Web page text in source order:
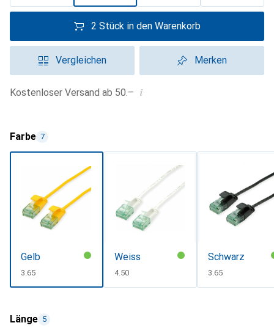
2 Stück in den Warenkorb
Vergleichen Merken
Kostenloser Versand ab 50.– i
Farbe 7
Gelb
CHF
3.65
Weiss
CHF
4.50
Schwarz
CHF
3.65
Länge 5